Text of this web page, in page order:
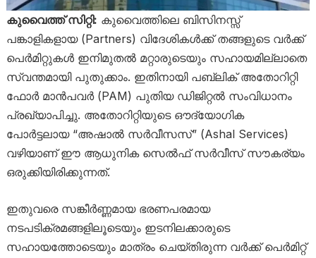
കുവൈത്ത് സിറ്റി: കുവൈത്തിലെ ബിസിനസ്സ്
പങ്കാളികളായ (Partners) വിദേശികൾക്ക് തങ്ങളുടെ വർക്ക്
പെർമിറ്റുകൾ ഇനിമുതൽ മറ്റാരുടെയും സഹായമില്ലാതെ
സ്വന്തമായി പുതുക്കാം. ഇതിനായി പബ്ലിക് അതോറിറ്റി
ഫോർ മാൻപവർ (PAM) പുതിയ ഡിജിറ്റൽ സംവിധാനം
പ്രഖ്യാപിച്ചു. അതോറിറ്റിയുടെ ഔദ്യോഗിക
പോർട്ടലായ “അഷാൽ സർവീസസ്” (Ashal Services)
വഴിയാണ് ഈ ആധുനിക സെൽഫ് സർവീസ് സൗകര്യം
ഒരുക്കിയിരിക്കുന്നത്.
ഇതുവരെ സങ്കീർണ്ണമായ ഭരണപരമായ
നടപടിക്രമങ്ങളിലൂടെയും ഇടനിലക്കാരുടെ
സഹായത്തോടെയും മാത്രം ചെയ്തിരുന്ന വർക്ക് പെർമിറ്റ്